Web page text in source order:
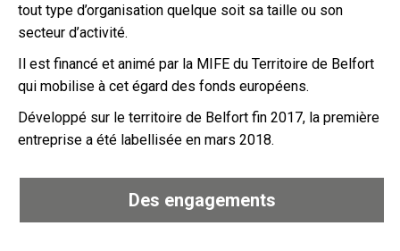
tout type d’organisation quelque soit sa taille ou son
secteur d’activité.
Il est financé et animé par la MIFE du Territoire de Belfort
qui mobilise à cet égard des fonds européens.
Développé sur le territoire de Belfort fin 2017, la première
entreprise a été labellisée en mars 2018.
Des engagements